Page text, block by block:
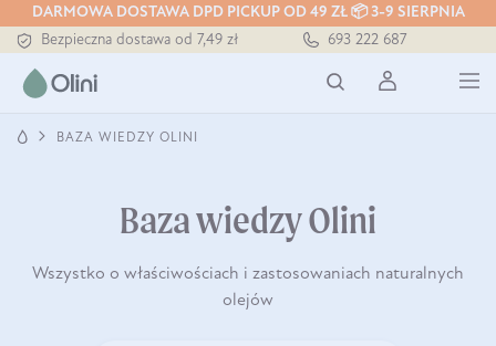
DARMOWA DOSTAWA DPD PICKUP OD 49 ZŁ 📦 3-9 SIERPNIA
Tłoczony zawsze na zimno
Bezpieczna dostawa od 7,49 zł
Tłoczony zawsze na zimno
693 222 687
BAZA WIEDZY OLINI
Baza wiedzy Olini
Wszystko o właściwościach i zastosowaniach naturalnych
olejów